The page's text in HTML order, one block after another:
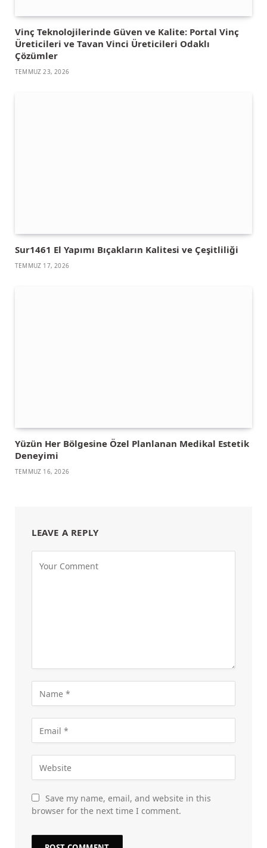
Vinç Teknolojilerinde Güven ve Kalite: Portal Vinç
Üreticileri ve Tavan Vinci Üreticileri Odaklı
Çözümler
TEMMUZ 23, 2026
Sur1461 El Yapımı Bıçakların Kalitesi ve Çeşitliliği
TEMMUZ 17, 2026
Yüzün Her Bölgesine Özel Planlanan Medikal Estetik
Deneyimi
TEMMUZ 16, 2026
LEAVE A REPLY
Save my name, email, and website in this
browser for the next time I comment.